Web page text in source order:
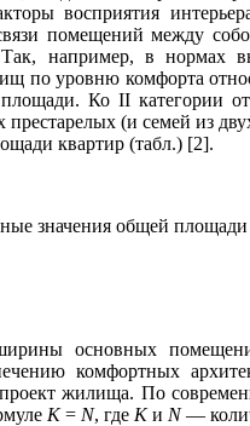
восприятия
помещений между
например, в нормах
по уровню комфорта
Ко II категории
(и семей из
квартир (табл.) [2].
значения общей
основных
комфортных
жилища. По
K= N, где Kи N—